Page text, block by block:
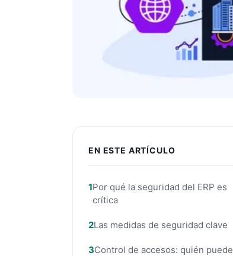
EN ESTE ARTÍCULO
Por qué la seguridad del ERP es
crítica
Las medidas de seguridad clave
Control de accesos: quién puede